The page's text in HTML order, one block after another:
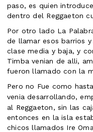
paso, es quien
dentro del Reggaeton
Por otro lado La
de llamar esos barrios
clase media y baja, y
Timba venian de alli,
fueron llamado con la
Pero no Fue como
venia desarrollando,
al Reggaeton, sin las
entonces en la isla
chicos llamados Ire